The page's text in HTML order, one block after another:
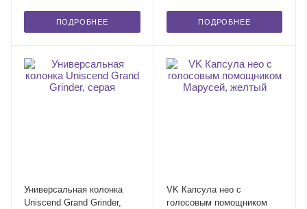
ПОДРОБНЕЕ ПОДРОБНЕЕ
Универсальная колонка
Uniscend Grand Grinder,
VK Капсула нео с
голосовым помощником